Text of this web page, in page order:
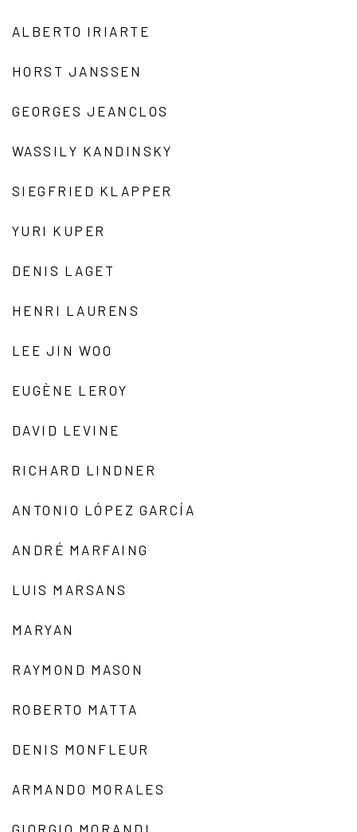
ALBERTO IRIARTE
HORST JANSSEN
GEORGES JEANCLOS
WASSILY KANDINSKY
SIEGFRIED KLAPPER
YURI KUPER
DENIS LAGET
HENRI LAURENS
LEE JIN WOO
EUGÈNE LEROY
DAVID LEVINE
RICHARD LINDNER
ANTONIO LÓPEZ GARCÍA
ANDRÉ MARFAING
LUIS MARSANS
MARYAN
RAYMOND MASON
ROBERTO MATTA
DENIS MONFLEUR
ARMANDO MORALES
GIORGIO MORANDI